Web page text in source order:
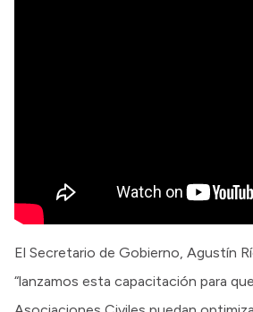
El Secretario de Gobierno, Agustín
“lanzamos esta capacitación para